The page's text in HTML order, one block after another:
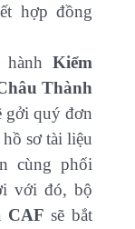
hợp đồng
hànhKiểm
Thành
gởi quý đơn
sơ tài liệu
cùng phối
với đó, bộ
CAFsẽ bắt